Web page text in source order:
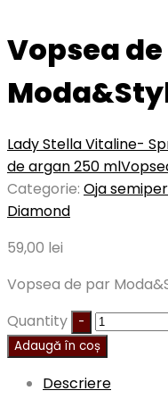
Vopsea
Lady Stella Vitaline-
de argan 250 ml
Categorie: Oja
Diamond
59,00 lei
Vopsea de par
Quantity
Adaugă în coș
Descriere